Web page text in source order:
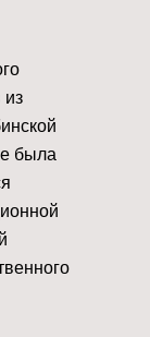
из
была